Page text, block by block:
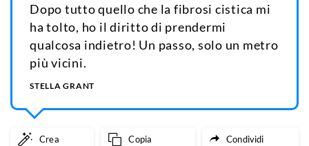
Dopo tutto quello che la fibrosi cistica mi
ha tolto, ho il diritto di prendermi
qualcosa indietro! Un passo, solo un metro
più vicini.
STELLA GRANT
Crea Copia Condividi